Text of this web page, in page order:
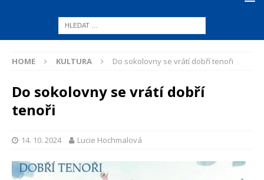
HOME KULTURA Do sokolovny se vrátí dobří tenoři
Do sokolovny se vrátí dobří
tenoři
14. 10. 2024 Lucie Hochmalová